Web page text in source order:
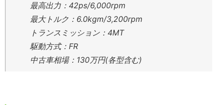
最高出力：42ps/6,000rpm
最大トルク：6.0kgm/3,200rpm
トランスミッション：4MT
駆動方式：FR
中古車相場：130万円(各型含む)